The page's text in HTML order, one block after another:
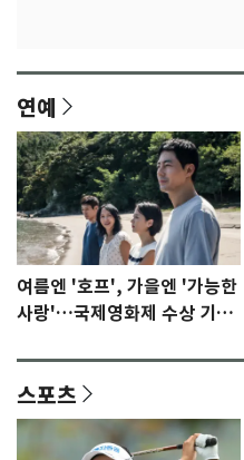
연예
여름엔 '호프', 가을엔 '가능한
사랑'…국제영화제 수상 기대
스포츠